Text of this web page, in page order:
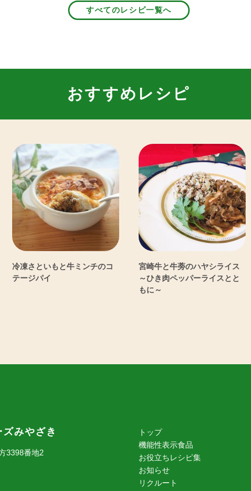
すべてのレシピ一覧へ
おすすめレシピ
冷凍さといもと牛ミンチのコ
テージパイ
宮崎牛と牛蒡のハヤシライス
～ひき肉ペッパーライスとと
もに～
みやざき
3398番地2
トップ
機能性表示食品
お役立ちレシピ集
お知らせ
リクルート